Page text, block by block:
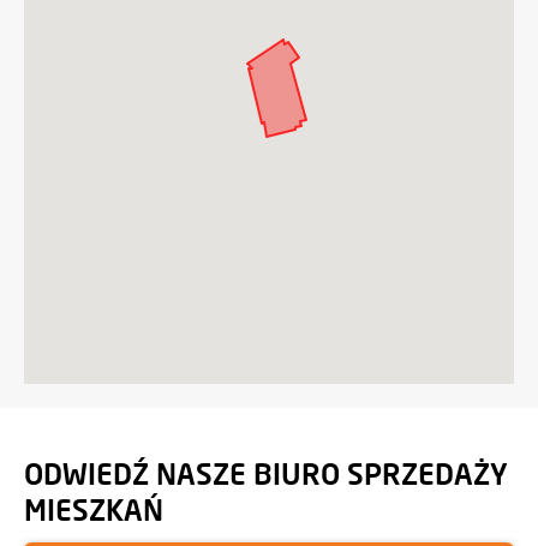
ODWIEDŹ NASZE BIURO SPRZEDAŻY
MIESZKAŃ